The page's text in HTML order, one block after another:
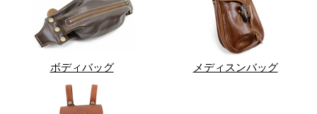
ボディバッグ メディスンバッグ